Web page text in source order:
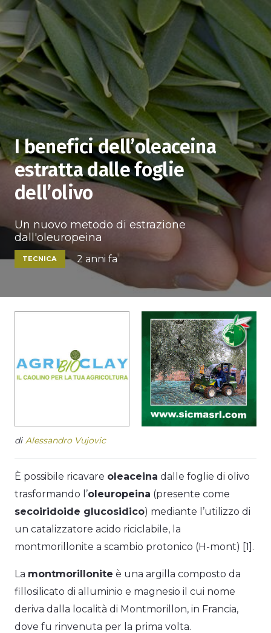
I benefici dell’oleaceina
estratta dalle foglie
dell’olivo
Un nuovo metodo di estrazione
dall'oleuropeina
TECNICA 2 anni fa
di Alessandro Vujovic
È possibile ricavare oleaceina dalle foglie di olivo
trasformando l’oleuropeina (presente come
secoiridoide glucosidico) mediante l’utilizzo di
un catalizzatore acido riciclabile, la
montmorillonite a scambio protonico (H-mont) [1].
La montmorillonite è una argilla composto da
fillosilicato di alluminio e magnesio il cui nome
deriva dalla località di Montmorillon, in Francia,
dove fu rinvenuta per la prima volta.